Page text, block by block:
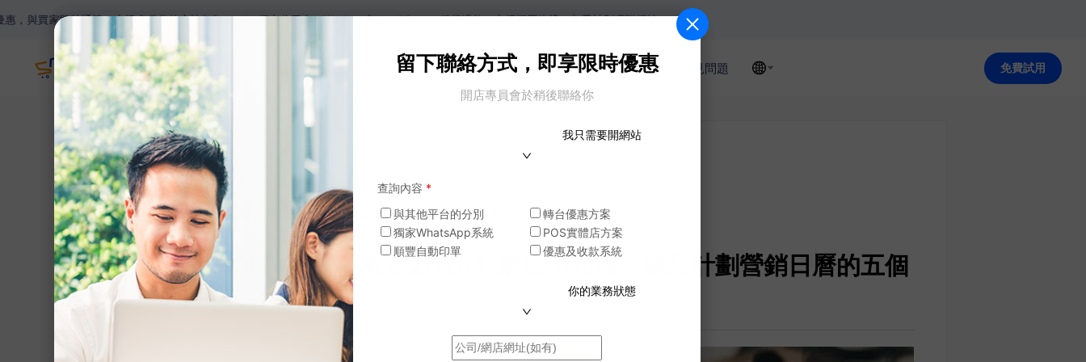
通訊。支援多種收款方法如Paypal，網上信用卡，Wechat Pay，Alipay，銀行過數。支援順豐物流，年費計劃獲贈網址。
主頁 網店功能 商戶案例 模版 電商教室 常見問題 免費試用
留下聯絡方式，即享限時優惠
開店專員會於稍後聯絡你
我只需要開網站
查詢內容 *
與其他平台的分別
轉台優惠方案
獨家WhatsApp系統
POS實體店方案
順豐自動印單
優惠及收款系統
你的業務狀態
網誌
【SHOPAGE電商教室2026】網店小知識：網店計劃營銷日曆的五個小秘訣（上）
【SHOPAGE電商教室2026】網店小知識：網店計劃營銷日曆的五個
小秘訣（上）